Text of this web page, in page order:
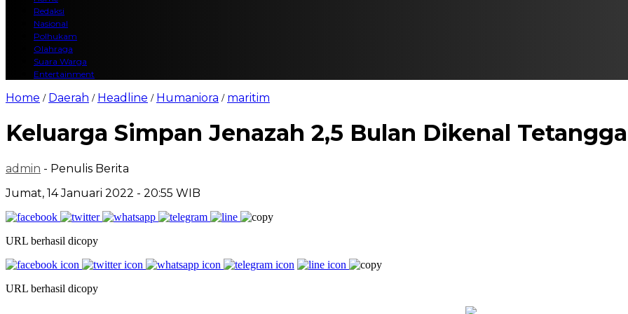
Redaksi
Nasional
Polhukam
Olahraga
Suara Warga
Entertainment
Home / Daerah / Headline / Humaniora / maritim
Keluarga Simpan Jenazah 2,5 Bulan Dikenal
admin - Penulis Berita
Jumat, 14 Januari 2022 - 20:55 WIB
URL berhasil dicopy
URL berhasil dicopy